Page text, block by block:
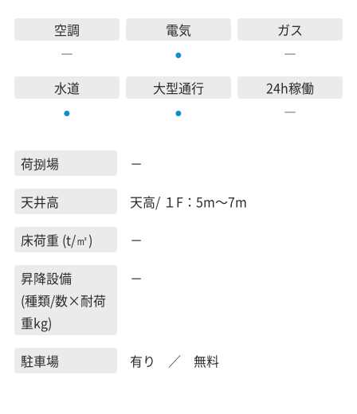
空調
―
電気
●
ガス
―
水道
●
大型通行
●
24h稼働
―
荷捌場
－
天井高
天高/ １F：5m～7m
床荷重 (t/㎡)
－
昇降設備
(種類/数×耐荷
重kg)
－
駐車場 有り ／ 無料